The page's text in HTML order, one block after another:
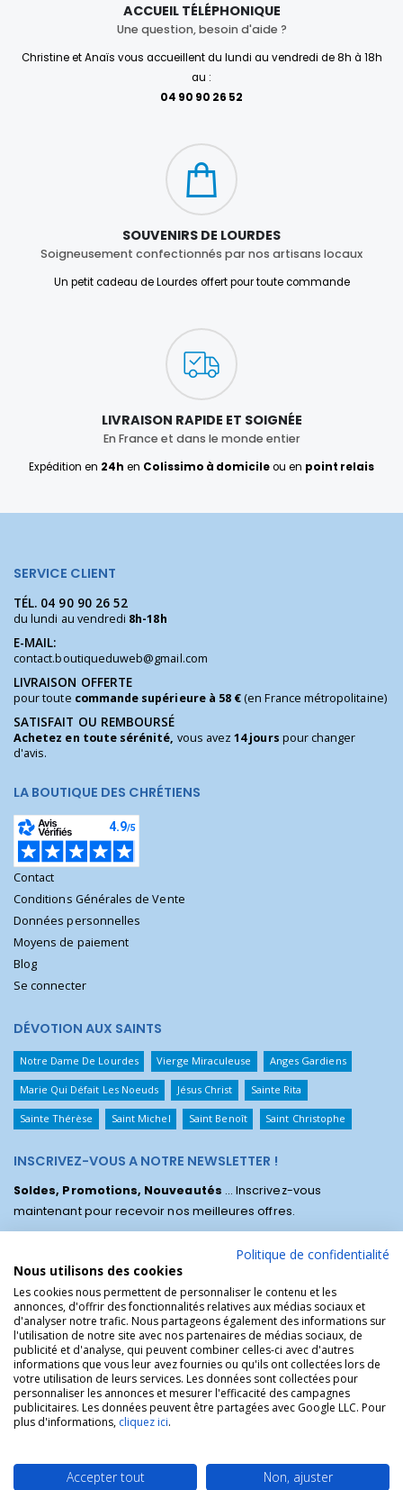
ACCUEIL TÉLÉPHONIQUE
Une question, besoin d'aide ?
Christine et Anaïs vous accueillent du lundi au vendredi de 8h à 18h
au :
04 90 90 26 52
SOUVENIRS DE LOURDES
Soigneusement confectionnés par nos artisans locaux
Un petit cadeau de Lourdes offert pour toute commande
LIVRAISON RAPIDE ET SOIGNÉE
En France et dans le monde entier
Expédition en 24h en Colissimo à domicileou en point relais
SERVICE CLIENT
TÉL. 04 90 90 26 52
du lundi au vendredi 8h-18h
E-MAIL:
contact.boutiqueduweb@gmail.com
LIVRAISON OFFERTE
pour toute commande supérieure à 58 €(en France métropolitaine)
SATISFAIT OU REMBOURSÉ
Achetez en toute sérénité, vous avez14 jours pour changer
d'avis.
LA BOUTIQUE DES CHRÉTIENS
Contact
Conditions Générales de Vente
Données personnelles
Moyens de paiement
Blog
Se connecter
DÉVOTION AUX SAINTS
Notre Dame De Lourdes Vierge Miraculeuse Anges Gardiens
Marie Qui Défait Les Noeuds Jésus Christ Sainte Rita
Sainte Thérèse Saint Michel Saint Benoît Saint Christophe
INSCRIVEZ-VOUS A NOTRE NEWSLETTER !
Soldes, Promotions, Nouveautés ... Inscrivez-vous
maintenant pour recevoir nos meilleures offres.
La Boutique des Chrétiens © | La boutique religieuse chrétienne de
référence !.
Politique de confidentialité
Nous utilisons des cookies
Les cookies nous permettent de personnaliser le contenu et les
annonces, d'offrir des fonctionnalités relatives aux médias sociaux et
d'analyser notre trafic. Nous partageons également des informations sur
l'utilisation de notre site avec nos partenaires de médias sociaux, de
publicité et d'analyse, qui peuvent combiner celles-ci avec d'autres
informations que vous leur avez fournies ou qu'ils ont collectées lors de
votre utilisation de leurs services. Les données sont collectées pour
personnaliser les annonces et mesurer l'efficacité des campagnes
publicitaires. Les données peuvent être partagées avec Google LLC. Pour
plus d'informations, cliquez ici.
Accepter tout Non, ajuster